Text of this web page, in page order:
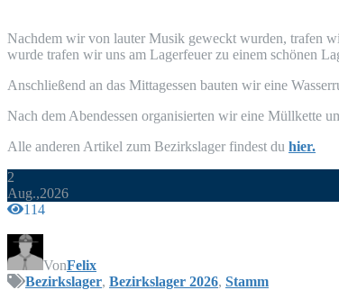
Nach­dem wir von lau­ter Musik geweckt wur­den, tra­fen
wur­de tra­fen wir uns am Lager­feu­er zu einem schö­nen
Anschlie­ßend an das Mit­tag­essen bau­ten wir eine
Nach dem Abend­essen orga­ni­sier­ten wir eine Müll­ket­te
Alle ande­ren Arti­kel zum Bezirks­la­ger fin­dest du hier.
2
Aug.,2026
114
VonFelix
Bezirkslager, Bezirkslager 2026, Stamm